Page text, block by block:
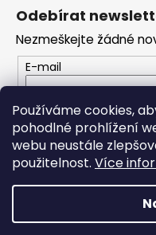
Používáme cookies,
pohodlné prohlížení
webu neustále
použitelnost. Více
í
Odebírat
Nezmeškejte žádné
E-mail
Vložením e-mailu
ochrany osobních
PŘIHLÁSIT SE